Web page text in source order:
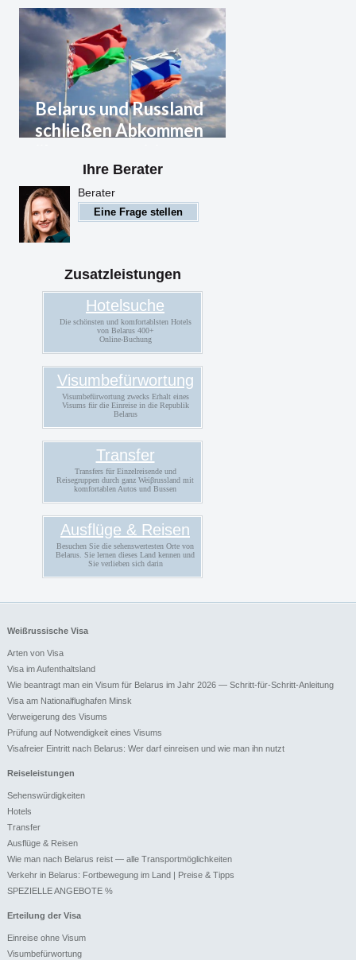
Belarus und Russland
schließen Abkommen
Anerkennung von Visa
Belarus und Russland
schließen Abkommen über
gegenseitige Anerkennung
Ihre Berater
Berater
Eine Frage stellen
Zusatzleistungen
Hotelsuche
Die schönsten und komfortablsten Hotels
von Belarus 400+
Online-Buchung
Visumbefürwortung
Visumbefürwortung zwecks Erhalt eines
Visums für die Einreise in die Republik
Belarus
Transfer
Transfers für Einzelreisende und
Reisegruppen durch ganz Weiβrussland mit
komfortablen Autos und Bussen
Ausflüge & Reisen
Besuchen Sie die sehenswertesten Orte von
Belarus. Sie lernen dieses Land kennen und
Sie verlieben sich darin
Weißrussische Visa
Arten von Visa
Visa im Aufenthaltsland
Wie beantragt man ein Visum für Belarus im Jahr 2026 — Schritt-für-Schritt-Anleitung
Visa am Nationalflughafen Minsk
Verweigerung des Visums
Prüfung auf Notwendigkeit eines Visums
Visafreier Eintritt nach Belarus: Wer darf einreisen und wie man ihn nutzt
Reiseleistungen
Sehenswürdigkeiten
Hotels
Transfer
Ausflüge & Reisen
Wie man nach Belarus reist — alle Transportmöglichkeiten
Verkehr in Belarus: Fortbewegung im Land | Preise & Tipps
SPEZIELLE ANGEBOTE %
Erteilung der Visa
Einreise ohne Visum
Visumbefürwortung